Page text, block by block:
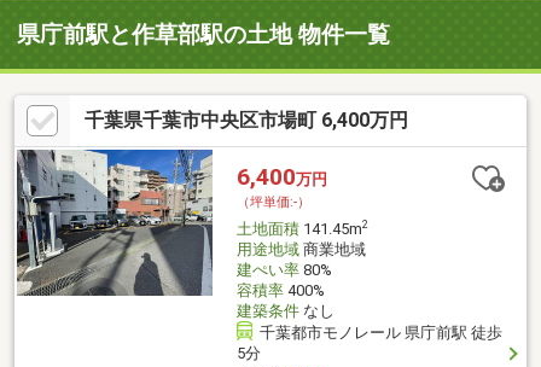
県庁前駅と作草部駅の土地 物件一覧
千葉県千葉市中央区市場町 6,400万円
6,400万円
（坪単価:-）
土地面積141.45m2
用途地域商業地域
建ぺい率80%
容積率400%
建築条件なし
千葉都市モノレール 県庁前駅 徒歩
5分